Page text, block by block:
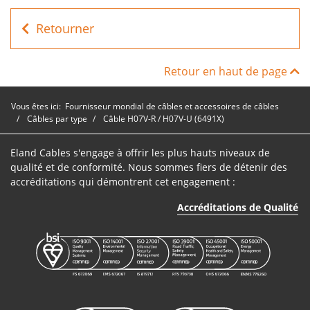
Câble
H07V-R /
A2XBL630
Câble
H07V-R /
H07V-U
A2XBR400 1 400mm²
Câble
H07V-R /
A2XBR500 1
Câble
H07V-R /
H07V-U
A2XBR630 1 630mm²
Retourner
Retour en haut de page
Vous êtes ici: Fournisseur mondial de câbles et accessoires de câbles
Câbles par type
Câble H07V-R / H07V-U (6491X)
Eland Cables s'engage à offrir les plus hauts niveaux de
qualité et de conformité. Nous sommes fiers de détenir des
accréditations qui démontrent cet engagement :
Accréditations de Qualité